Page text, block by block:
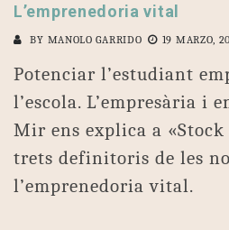
L’emprenedoria vital
BY MANOLO GARRIDO 19 MARZO,
Potenciar l’estudiant
l’escola. L’empresària i
Mir ens explica a «Stock
trets definitoris de les
l’emprenedoria vital.